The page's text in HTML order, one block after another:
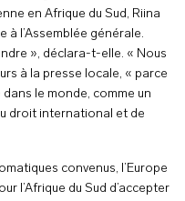
en Afrique du Sud, Riina
à l’Assemblée générale.
», déclara-t-elle. « Nous
à la presse locale, « parce
dans le monde, comme un
droit international et de
convenus, l’Europe
l’Afrique du Sud d’accepter